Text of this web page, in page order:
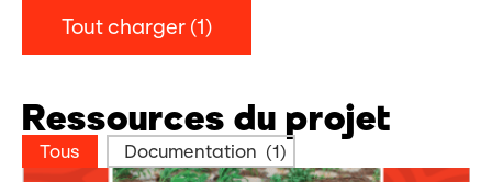
Tout charger (1)
Ressources du projet
Catégories de ressources
Tous Documentation (1)